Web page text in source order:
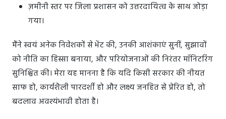
ज़मीनी स्तर पर जिला प्रशासन को उत्तरदायित्व के साथ जोड़ा
गया।
मैंने स्वयं अनेक निवेशकों से भेंट की, उनकी आशंकाएं सुनीं, सुझावों
को नीति का हिस्सा बनाया, और परियोजनाओं की निरंतर मॉनिटरिंग
सुनिश्चित की। मेरा यह मानना है कि यदि किसी सरकार की नीयत
साफ हो, कार्यशैली पारदर्शी हो और लक्ष्य जनहित से प्रेरित हो, तो
बदलाव अवश्यंभावी होता है।